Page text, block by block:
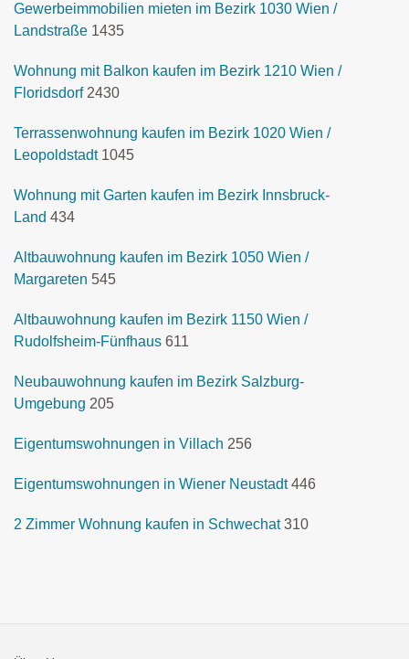
Gewerbeimmobilien mieten im Bezirk 1030 Wien /
Landstraße 1435
Wohnung mit Balkon kaufen im Bezirk 1210 Wien /
Floridsdorf 2430
Terrassenwohnung kaufen im Bezirk 1020 Wien /
Leopoldstadt 1045
Wohnung mit Garten kaufen im Bezirk Innsbruck-
Land 434
Altbauwohnung kaufen im Bezirk 1050 Wien /
Margareten 545
Altbauwohnung kaufen im Bezirk 1150 Wien /
Rudolfsheim-Fünfhaus 611
Neubauwohnung kaufen im Bezirk Salzburg-
Umgebung 205
Eigentumswohnungen in Villach 256
Eigentumswohnungen in Wiener Neustadt 446
2 Zimmer Wohnung kaufen in Schwechat 310